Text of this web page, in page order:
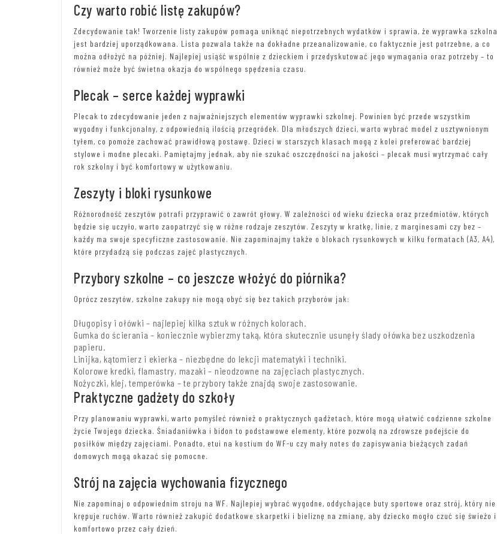
Czy warto robić listę zakupów?
Zdecydowanie tak! Tworzenie listy zakupów pomaga uniknąć niepotrzebnych wydatków i sprawia, że wyprawka szkolna
jest bardziej uporządkowana. Lista pozwala także na dokładne przeanalizowanie, co faktycznie jest potrzebne, a co
można odłożyć na później. Najlepiej usiąść wspólnie z dzieckiem i przedyskutować jego wymagania oraz potrzeby – to
również może być świetna okazja do wspólnego spędzenia czasu.
Plecak – serce każdej wyprawki
Plecak to zdecydowanie jeden z najważniejszych elementów wyprawki szkolnej. Powinien być przede wszystkim
wygodny i funkcjonalny, z odpowiednią ilością przegródek. Dla młodszych dzieci, warto wybrać model z usztywnionym
tyłem, co pomoże zachować prawidłową postawę. Dzieci w starszych klasach mogą z kolei preferować bardziej
stylowe i modne plecaki. Pamiętajmy jednak, aby nie szukać oszczędności na jakości – plecak musi wytrzymać cały
rok szkolny i być komfortowy w użytkowaniu.
Zeszyty i bloki rysunkowe
Różnorodność zeszytów potrafi przyprawić o zawrót głowy. W zależności od wieku dziecka oraz przedmiotów, których
będzie się uczyło, warto zaopatrzyć się w różne rodzaje zeszytów. Zeszyty w kratkę, linie, z marginesami czy bez –
każdy ma swoje specyficzne zastosowanie. Nie zapominajmy także o blokach rysunkowych w kilku formatach (A3, A4),
które przydadzą się podczas zajęć plastycznych.
Przybory szkolne – co jeszcze włożyć do piórnika?
Oprócz zeszytów, szkolne zakupy nie mogą obyć się bez takich przyborów jak:
Długopisy i ołówki – najlepiej kilka sztuk w różnych kolorach.
Gumka do ścierania – koniecznie wybierzmy taką, która skutecznie usunęły ślady ołówka bez uszkodzenia
papieru.
Linijka, kątomierz i ekierka – niezbędne do lekcji matematyki i techniki.
Kolorowe kredki, flamastry, mazaki – nieodzowne na zajęciach plastycznych.
Nożyczki, klej, temperówka – te przybory także znajdą swoje zastosowanie.
Praktyczne gadżety do szkoły
Przy planowaniu wyprawki, warto pomyśleć również o praktycznych gadżetach, które mogą ułatwić codzienne szkolne
życie Twojego dziecka. Śniadaniówka i bidon to podstawowe elementy, które pozwolą na zdrowsze podejście do
posiłków między zajęciami. Ponadto, etui na kostium do WF-u czy mały notes do zapisywania bieżących zadań
domowych mogą okazać się pomocne.
Strój na zajęcia wychowania fizycznego
Nie zapominaj o odpowiednim stroju na WF. Najlepiej wybrać wygodne, oddychające buty sportowe oraz strój, który nie
krępuje ruchów. Warto również zakupić dodatkowe skarpetki i bieliznę na zmianę, aby dziecko mogło czuć się świeżo i
komfortowo przez cały dzień.